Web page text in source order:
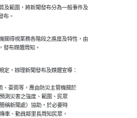
及範圍，將新聞發布分為一般事件及
布。
關得視業務各階段之進度及特性，由
發布媒體周知。
定，辦理新聞發布及媒體宣導：
、豪雨等，應由防災主管機關於
預測災害之強度、範圍、民眾
簡稱新聞處）協助，於必要時
傳車、動員鄰里長周知民眾，